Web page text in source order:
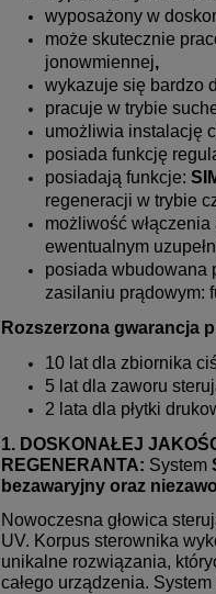
wyposażony w
może skutecznie
jonowmiennej,
wykazuje się bardzo
pracuje w trybie
umożliwia instalację
posiada funkcję
posiadają funkcje:
regeneracji w trybie
możliwość
ewentualnym
posiada wbudowana
zasilaniu prądowym:
Rozszerzona gwarancja
10 lat dla zbiornika
5 lat dla zaworu
2 lata dla płytki
1. DOSKONAŁEJ
REGENERANTA: System
bezawaryjny oraz
Nowoczesna głowica
UV. Korpus sterownika
unikalne rozwiązania,
całego urządzenia. System